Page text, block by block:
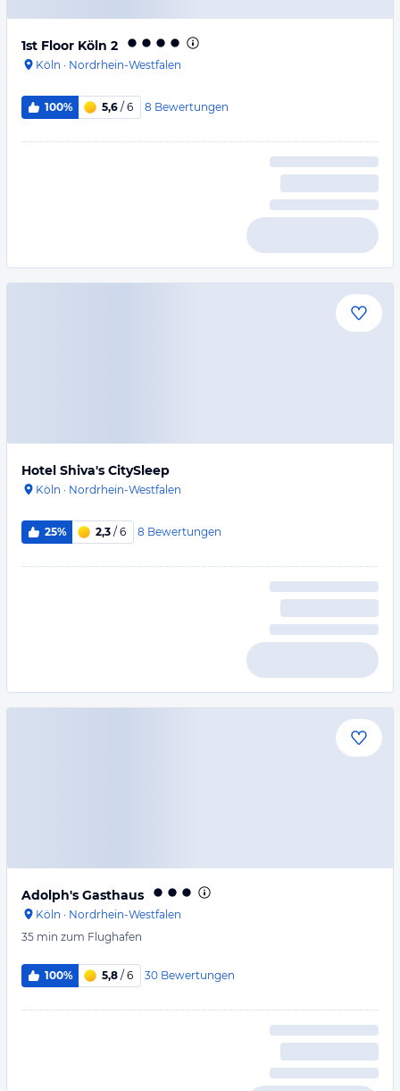
1st Floor Köln 2
Köln · Nordrhein-Westfalen
100% 5,6 / 6 8 Bewertungen
Hotel Shiva's CitySleep
Köln · Nordrhein-Westfalen
25% 2,3 / 6 8 Bewertungen
Adolph's Gasthaus
Köln · Nordrhein-Westfalen
35 min zum Flughafen
100% 5,8 / 6 30 Bewertungen